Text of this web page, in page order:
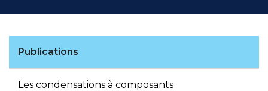
Publications
Les condensations à composants